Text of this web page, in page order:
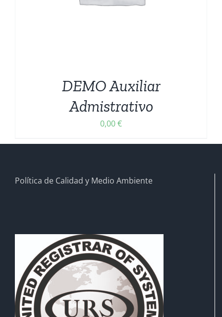
DEMO Auxiliar
Admistrativo
0,00€
Política de Calidad y Medio Ambiente